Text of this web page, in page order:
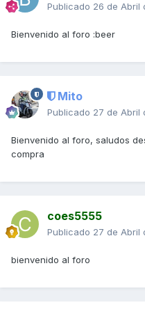
Publicado 26 de Abril
Bienvenido al foro :beer
Mito
Publicado 27 de Abril
Bienvenido al foro, saludos
compra
coes5555
Publicado 27 de Abril
bienvenido al foro